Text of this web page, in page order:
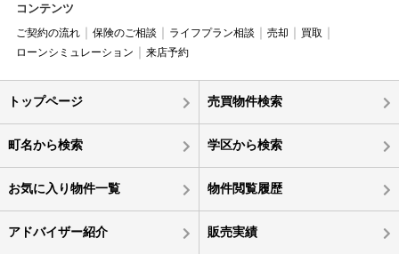
コンテンツ
ご契約の流れ 保険のご相談 ライフプラン相談 売却
買取
ローンシミュレーション
来店予約
トップページ 売買物件検索
町名から検索 学区から検索
お気に入り物件一覧 物件閲覧履歴
アドバイザー紹介 販売実績